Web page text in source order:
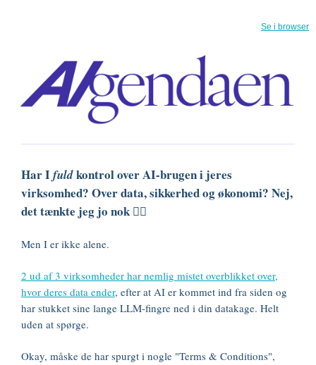
Se i browser
Har Ifuldkontrol over AI-brugen i jeres
virksomhed? Over data, sikkerhed og økonomi? Nej,
det tænkte jeg jo nok 🙂‍↔️
Men I er ikke alene.
2 ud af 3 virksomheder har nemlig mistet overblikket over,
hvor deres data ender, efter at AI er kommet ind fra siden og
har stukket sine lange LLM-fingre ned i din datakage. Helt
uden at spørge.
Okay, måske de har spurgt i nogle "Terms & Conditions",